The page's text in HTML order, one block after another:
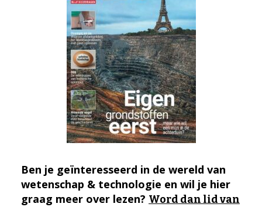
Ben je geïnteresseerd in de wereld van
wetenschap & technologie en wil je hier
graag meer over lezen? Word dan lid van